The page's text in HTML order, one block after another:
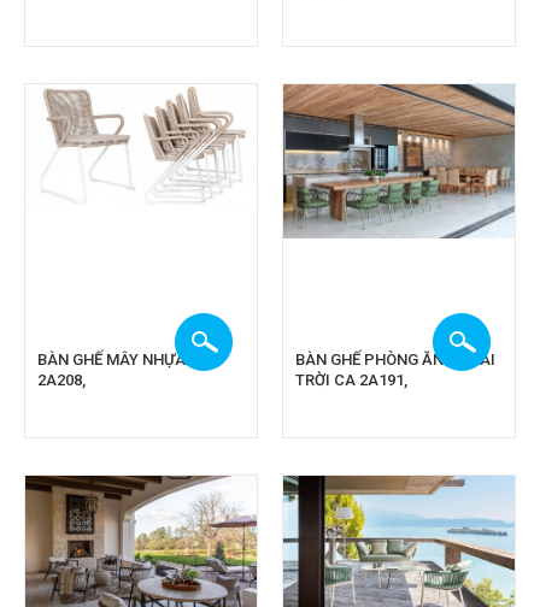
BÀN GHẾ MÂY NHỰA CA
2A208,
BÀN GHẾ PHÒNG ĂN NGOÀI
TRỜI CA 2A191,